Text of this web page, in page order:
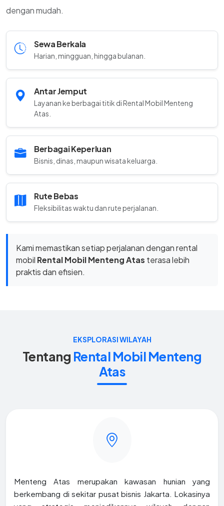
dengan mudah.
Sewa Berkala
Harian, mingguan, hingga bulanan.
Antar Jemput
Layanan ke berbagai titik di Rental Mobil Menteng
Atas.
Berbagai Keperluan
Bisnis, dinas, maupun wisata keluarga.
Rute Bebas
Fleksibilitas waktu dan rute perjalanan.
Kami memastikan setiap perjalanan dengan rental
mobil Rental Mobil Menteng Atas terasa lebih
praktis dan efisien.
EKSPLORASI WILAYAH
Tentang Rental Mobil Menteng
Atas
Menteng Atas merupakan kawasan hunian yang
berkembang di sekitar pusat bisnis Jakarta. Lokasinya